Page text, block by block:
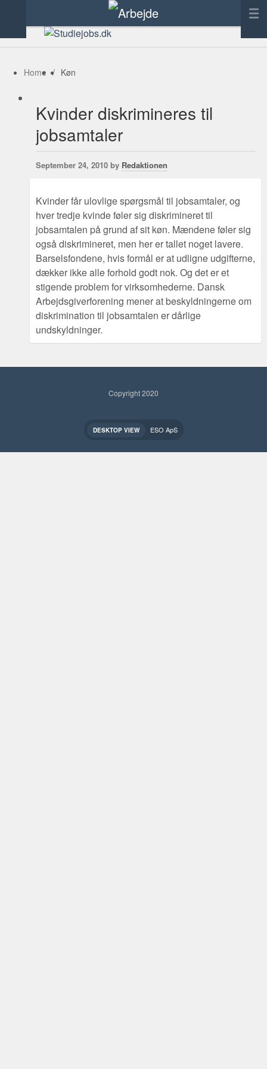
Annoncering
Kontakt
Home / Køn
Kvinder diskrimineres til
jobsamtaler
September 24, 2010 by Redaktionen
Kvinder får ulovlige spørgsmål til jobsamtaler, og
hver tredje kvinde føler sig diskrimineret til
jobsamtalen på grund af sit køn. Mændene føler sig
også diskrimineret, men her er tallet noget lavere.
Barselsfondene, hvis formål er at udligne udgifterne,
dækker ikke alle forhold godt nok. Og det er et
stigende problem for virksomhederne. Dansk
Arbejdsgiverforening mener at beskyldningerne om
diskrimination til jobsamtalen er dårlige
undskyldninger.
Copyright 2020
DESKTOP VIEW ESO ApS